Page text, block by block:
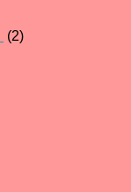
(2)